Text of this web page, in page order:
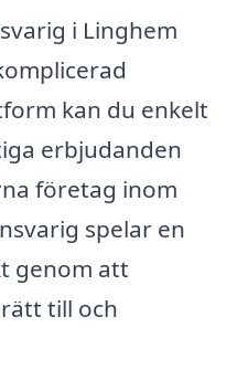
i Linghem
kan du enkelt
erbjudanden
företag inom
spelar en
genom att
till och